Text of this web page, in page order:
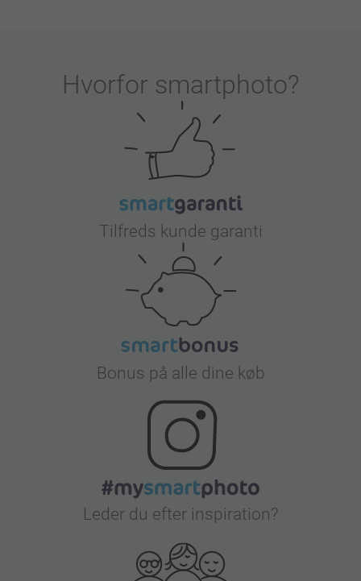
Hvorfor smartphoto?
Tilfreds kunde garanti
Bonus på alle dine køb
Leder du efter inspiration?